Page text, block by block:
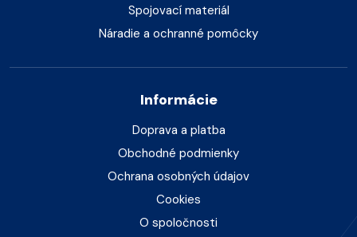
Spojovací materiál
Náradie a ochranné pomôcky
Informácie
Doprava a platba
Obchodné podmienky
Ochrana osobných údajov
Cookies
O spoločnosti